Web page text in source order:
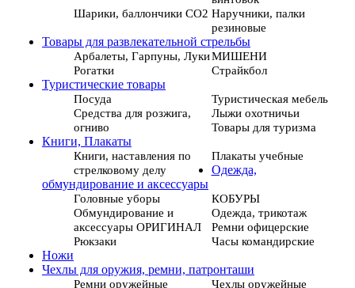
Шарики, баллончики СО2 Наручники, палки
резиновые
Товары для развлекательной стрельбы
Арбалеты, Гарпуны, ЛукиМИШЕНИ
Рогатки
Страйкбол
Туристические товары
Посуда
Туристическая мебель
Средства для розжига,
огниво
Лыжи охотничьи
Товары для туризма
Книги, Плакаты
Книги, наставления по
стрелковому делу
Плакаты учебные
Одежда,
обмундирование и аксессуары
Головные уборы
КОБУРЫ
Обмундирование и
аксессуары ОРИГИНАЛ
Одежда, трикотаж
Ремни офицерские
Рюкзаки
Часы командирские
Ножи
Чехлы для оружия, ремни, патронташи
Ремни оружейные
Чехлы оружейные